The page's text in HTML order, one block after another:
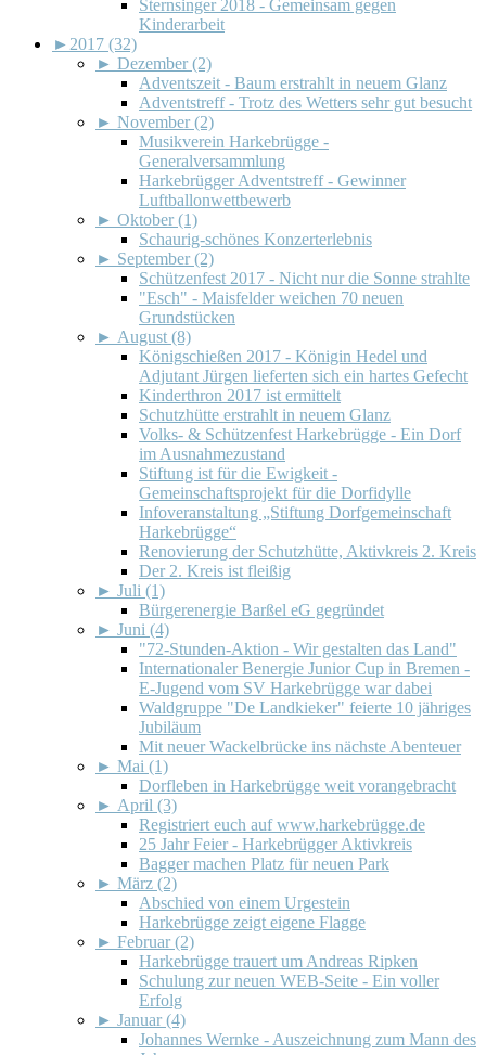
Sternsinger 2018 - Gemeinsam gegen
Kinderarbeit
► 2017 (32)
► Dezember (2)
Adventszeit - Baum erstrahlt in neuem Glanz
Adventstreff - Trotz des Wetters sehr gut besucht
► November (2)
Musikverein Harkebrügge -
Generalversammlung
Harkebrügger Adventstreff - Gewinner
Luftballonwettbewerb
► Oktober (1)
Schaurig-schönes Konzerterlebnis
► September (2)
Schützenfest 2017 - Nicht nur die Sonne strahlte
"Esch" - Maisfelder weichen 70 neuen
Grundstücken
► August (8)
Königschießen 2017 - Königin Hedel und
Adjutant Jürgen lieferten sich ein hartes Gefecht
Kinderthron 2017 ist ermittelt
Schutzhütte erstrahlt in neuem Glanz
Volks- & Schützenfest Harkebrügge - Ein Dorf
im Ausnahmezustand
Stiftung ist für die Ewigkeit -
Gemeinschaftsprojekt für die Dorfidylle
Infoveranstaltung „Stiftung Dorfgemeinschaft
Harkebrügge“
Renovierung der Schutzhütte, Aktivkreis 2. Kreis
Der 2. Kreis ist fleißig
► Juli (1)
Bürgerenergie Barßel eG gegründet
► Juni (4)
"72-Stunden-Aktion - Wir gestalten das Land"
Internationaler Benergie Junior Cup in Bremen -
E-Jugend vom SV Harkebrügge war dabei
Waldgruppe "De Landkieker" feierte 10 jähriges
Jubiläum
Mit neuer Wackelbrücke ins nächste Abenteuer
► Mai (1)
Dorfleben in Harkebrügge weit vorangebracht
► April (3)
Registriert euch auf www.harkebrügge.de
25 Jahr Feier - Harkebrügger Aktivkreis
Bagger machen Platz für neuen Park
► März (2)
Abschied von einem Urgestein
Harkebrügge zeigt eigene Flagge
► Februar (2)
Harkebrügge trauert um Andreas Ripken
Schulung zur neuen WEB-Seite - Ein voller
Erfolg
► Januar (4)
Johannes Wernke - Auszeichnung zum Mann des